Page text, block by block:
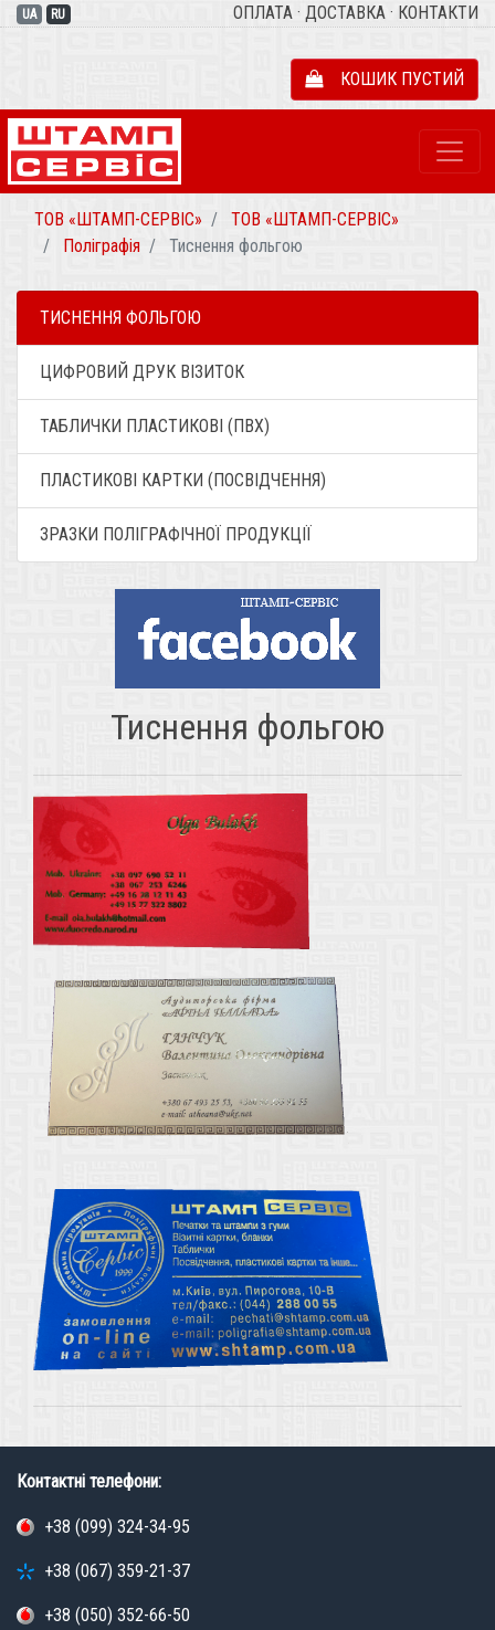
UA RU ОПЛАТА · ДОСТАВКА · КОНТАКТИ
КОШИК ПУСТИЙ
ТОВ «ШТАМП-СЕРВІС»
ТОВ «ШТАМП-СЕРВІС»
Поліграфія
Тиснення фольгою
ТИСНЕННЯ ФОЛЬГОЮ
ЦИФРОВИЙ ДРУК ВІЗИТОК
ТАБЛИЧКИ ПЛАСТИКОВІ (ПВХ)
ПЛАСТИКОВІ КАРТКИ (ПОСВІДЧЕННЯ)
ЗРАЗКИ ПОЛІГРАФІЧНОЇ ПРОДУКЦІЇ
Тиснення фольгою
Контактні телефони:
+38 (099) 324-34-95
+38 (067) 359-21-37
+38 (050) 352-66-50